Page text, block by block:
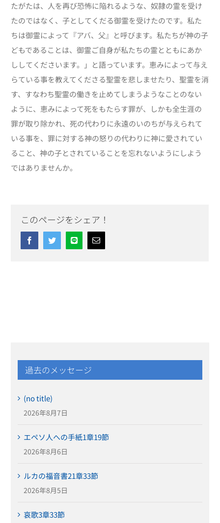
たがたは、人を再び恐怖に陥れるような、奴隷の霊を受け
たのではなく、子としてくだる御霊を受けたのです。私た
ちは御霊によって『アバ、父』と呼びます。私たちが神の子
どもであることは、御霊ご自身が私たちの霊とともにあか
ししてくださいます。」と語っています。恵みによって与え
らている事を教えてくださる聖霊を悲しませたり、聖霊を消
す、すなわち聖霊の働きを止めてしまうようなことのない
ように、恵みによって死をもたらす罪が、しかも全生涯の
罪が取り除かれ、死の代わりに永遠のいのちが与えられて
いる事を、罪に対する神の怒りの代わりに神に愛されてい
ること、神の子とされていることを忘れないようにしよう
ではありませんか。
このページをシェア！
FacebookTwitterLine Email
過去のメッセージ
(no title)
2026年8月7日
エペソ人への手紙1章19節
2026年8月6日
ルカの福音書21章33節
2026年8月5日
哀歌3章33節